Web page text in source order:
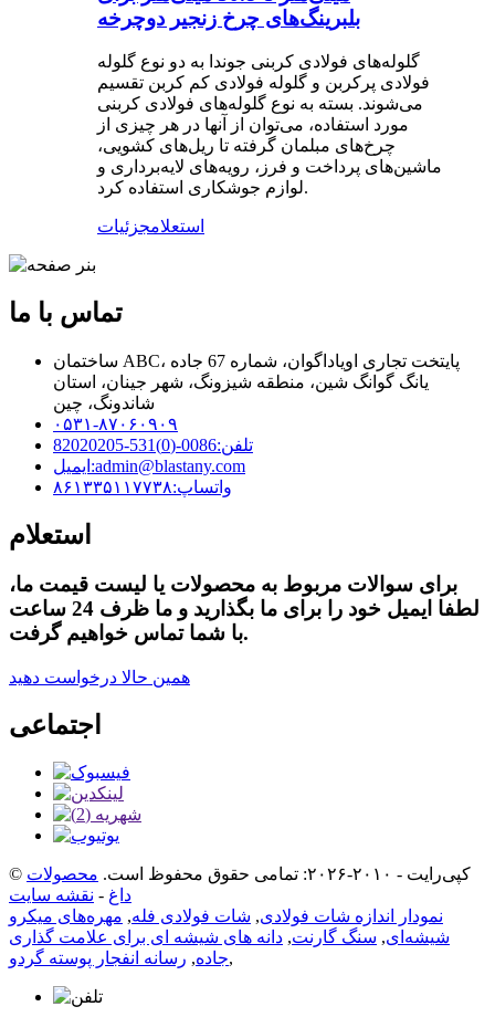
بلبرینگ‌های چرخ زنجیر دوچرخه
گلوله‌های فولادی کربنی جوندا به دو نوع گلوله
فولادی پرکربن و گلوله فولادی کم کربن تقسیم
می‌شوند. بسته به نوع گلوله‌های فولادی کربنی
مورد استفاده، می‌توان از آنها در هر چیزی از
چرخ‌های مبلمان گرفته تا ریل‌های کشویی،
ماشین‌های پرداخت و فرز، رویه‌های لایه‌برداری و
لوازم جوشکاری استفاده کرد.
استعلامجزئیات
تماس با ما
ساختمان ABC، پایتخت تجاری اویاداگوان، شماره 67 جاده
یانگ گوانگ شین، منطقه شیزونگ، شهر جینان، استان
شاندونگ، چین
۰۵۳۱-۸۷۰۶۰۹۰۹
تلفن:0086-(0)531-82020205
ایمیل:admin@blastany.com
واتساپ:۸۶۱۳۳۵۱۱۷۷۳۸
استعلام
برای سوالات مربوط به محصولات یا لیست قیمت ما،
لطفا ایمیل خود را برای ما بگذارید و ما ظرف 24 ساعت
با شما تماس خواهیم گرفت.
همین حالا درخواست دهید
اجتماعی
© کپی‌رایت - ۲۰۱۰-۲۰۲۶: تمامی حقوق محفوظ است.
محصولات
داغ - نقشه سایت
نمودار اندازه شات فولادی, شات فولادی فله, مهره‌های میکرو
شیشه‌ای, سنگ گارنت, دانه های شیشه ای برای علامت گذاری
جاده, رسانه انفجار پوسته گردو ,